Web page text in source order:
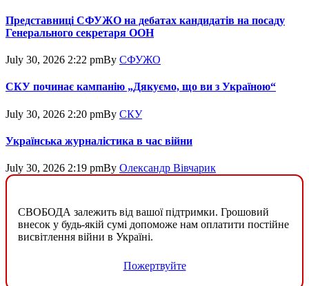
Представниці СФУЖО на дебатах кандидатів на посаду
Генерального секретаря ООН
July 30, 2026 2:22 pmBy СФУЖО
СКУ починає кампанію „Дякуємо, що ви з Україною“
July 30, 2026 2:20 pmBy СКУ
Українська журналістика в час війни
July 30, 2026 2:19 pmBy Олександр Вівчарик
СВОБОДА залежить від вашої підтримки. Грошовий
внесок у будь-якій сумі допоможе нам оплатити постійне
висвітлення війни в Україні.
Пожертвуйте